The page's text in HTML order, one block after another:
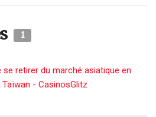
1
se retirer du marché asiatique en
- CasinosGlitz